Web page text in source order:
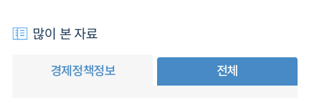
많이 본 자료
경제정책정보 전체